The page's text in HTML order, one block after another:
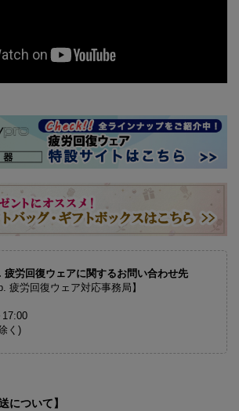
労回復ウェアに関するお問い合わせ先
疲労回復ウェア対応事務局】
く)
について】